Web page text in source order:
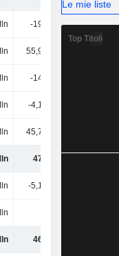
-199 Mln -172 Mln
55,99 Mln
-143 Mln
-4,19 Mln
45,74 Mln
471 Mln
-5,15 Mln
465 Mln
Le mie liste
Top Titoli